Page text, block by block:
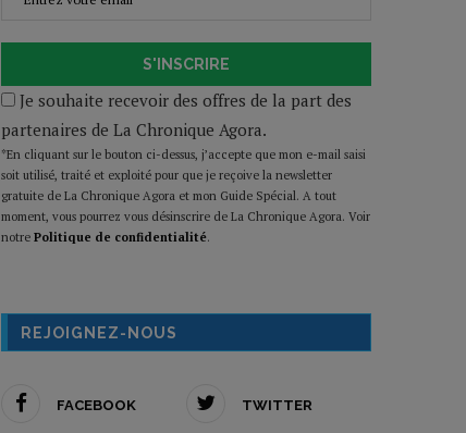
S'INSCRIRE
Je souhaite recevoir des offres de la part des
partenaires de La Chronique Agora.
*En cliquant sur le bouton ci-dessus, j’accepte que mon e-mail saisi
soit utilisé, traité et exploité pour que je reçoive la newsletter
gratuite de La Chronique Agora et mon Guide Spécial. A tout
moment, vous pourrez vous désinscrire de La Chronique Agora. Voir
notre Politique de confidentialité.
REJOIGNEZ-NOUS
FACEBOOK TWITTER